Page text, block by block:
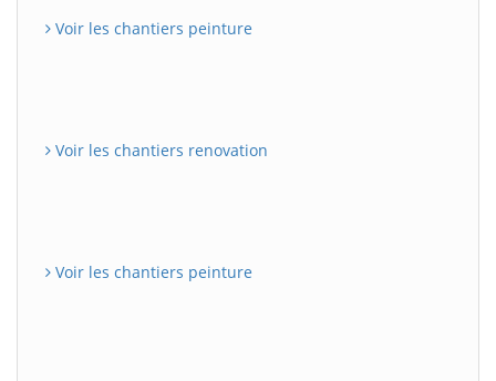
Voir les chantiers peinture
Voir les chantiers renovation
Voir les chantiers peinture